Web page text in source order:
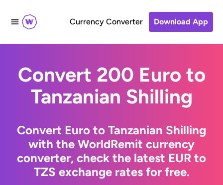
Currency Converter Download App
Convert 200 Euro to
Tanzanian Shilling
Convert Euro to Tanzanian Shilling
with the WorldRemit currency
converter, check the latest EUR to
TZS exchange rates for free.